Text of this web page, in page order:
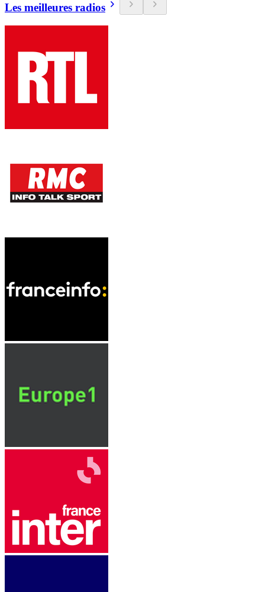
Les meilleures radios